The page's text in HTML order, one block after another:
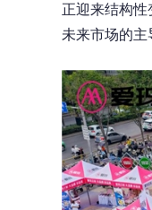
正迎来结构
未来市场的主